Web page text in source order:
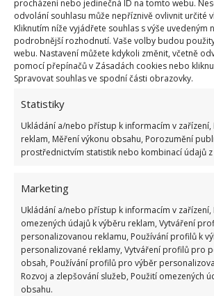
procházení nebo jedinečná ID na tomto webu.
odvolání souhlasu může nepříznivě ovlivnit určité
Kliknutím níže vyjádřete souhlas s výše uvedeným
podrobnější rozhodnutí. Vaše volby budou
webu. Nastavení můžete kdykoli změnit, včetně
pomocí přepínačů v Zásadách cookies nebo
Spravovat souhlas ve spodní části obrazovky.
Statistiky
Ukládání a/nebo přístup k informacím v zařízení,
reklam, Měření výkonu obsahu, Porozumění
prostřednictvím statistik nebo kombinací údajů
Marketing
Ukládání a/nebo přístup k informacím v zařízení,
omezených údajů k výběru reklam, Vytváření
personalizovanou reklamu, Používání profilů k
personalizované reklamy, Vytváření profilů pro
obsah, Používání profilů pro výběr
Rozvoj a zlepšování služeb, Použití omezených
obsahu.
Údržba zahradního
Pokud už se nemůžete dočkat jara,
nejdříve musíte důkladně vyčistit a
udržovat.S tím vám též pomohou
myčky.Jednu rozpusťte v kbelíku s
zahradního nábytku. Bude opět zářit.
Zdroj:Porady Interia